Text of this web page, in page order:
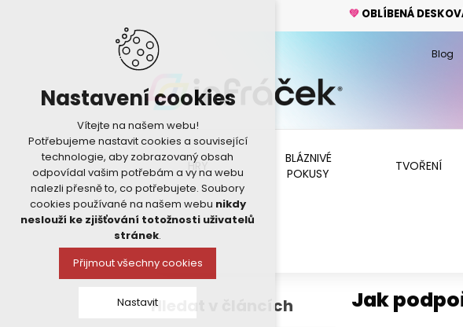
💚 OBLÍBENÁ
Nastavení cookies
Vítejte na našem webu!
Potřebujeme nastavit cookies a související
technologie, aby zobrazovaný obsah
odpovídal vašim potřebám a vy na webu
nalezli přesně to, co potřebujete. Soubory
cookies používané na našem webu nikdy
neslouží ke zjišťování totožnosti uživatelů
stránek.
Přijmout všechny cookies
Nastavit
HRY
BLÁZNIVÉ
POKUSY
TVOŘENÍ
Blog
Hledat v článcích Jak